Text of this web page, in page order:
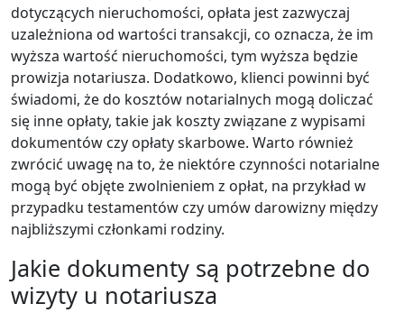
dotyczących nieruchomości, opłata jest zazwyczaj
uzależniona od wartości transakcji, co oznacza, że im
wyższa wartość nieruchomości, tym wyższa będzie
prowizja notariusza. Dodatkowo, klienci powinni być
świadomi, że do kosztów notarialnych mogą doliczać
się inne opłaty, takie jak koszty związane z wypisami
dokumentów czy opłaty skarbowe. Warto również
zwrócić uwagę na to, że niektóre czynności notarialne
mogą być objęte zwolnieniem z opłat, na przykład w
przypadku testamentów czy umów darowizny między
najbliższymi członkami rodziny.
Jakie dokumenty są potrzebne do
wizyty u notariusza